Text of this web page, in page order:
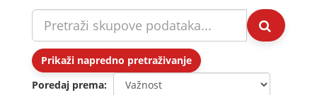
Prikaži napredno pretraživanje
Poredaj prema